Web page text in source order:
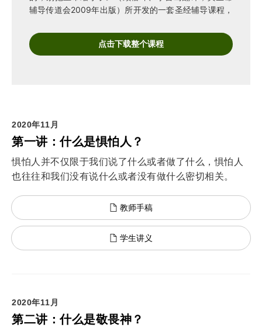
辅导传道会2009年出版）所开发的一套圣经辅导课程，
点击下载整个课程
2020年11月
第一讲：什么是惧怕人？
惧怕人并不仅限于我们说了什么或者做了什么，惧怕人
也往往和我们没有说什么或者没有做什么密切相关。
教师手稿
学生讲义
2020年11月
第二讲：什么是敬畏神？